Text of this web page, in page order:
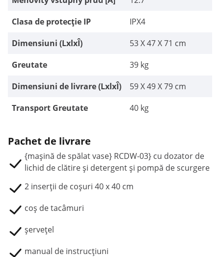
Clasa de protecție IP
IPX4
Dimensiuni (LxlxÎ)
53 X 47 X 71 cm
Greutate
39 kg
Dimensiuni de livrare (LxlxÎ)
59 X 49 X 79 cm
Transport Greutate
40 kg
Pachet de livrare
{mașină de spălat vase} RCDW-03} cu dozator de
lichid de clătire și detergent și pompă de scurgere
2 inserții de coșuri 40 x 40 cm
coș de tacâmuri
șervețel
manual de instrucțiuni